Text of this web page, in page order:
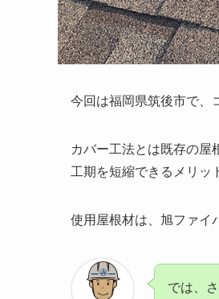
今回は福岡県筑後市で、
カバー工法とは既存の屋
工期を短縮できるメリッ
使用屋根材は、旭ファイ
では、